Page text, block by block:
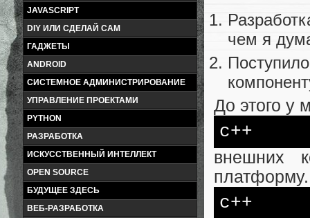
JAVASCRIPT
DIY ИЛИ СДЕЛАЙ САМ
ГАДЖЕТЫ
ANDROID
СИСТЕМНОЕ АДМИНИСТРИРОВАНИЕ
УПРАВЛЕНИЕ ПРОЕКТАМИ
PYTHON
РАЗРАБОТКА
ИСКУССТВЕННЫЙ ИНТЕЛЛЕКТ
OPEN SOURCE
БУДУЩЕЕ ЗДЕСЬ
ВЕБ-РАЗРАБОТКА
чем я
До этого у
c++
внешних
c++